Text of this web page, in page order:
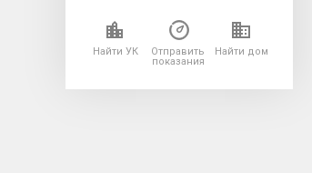
Найти УК
Отправить
показания
Найти дом